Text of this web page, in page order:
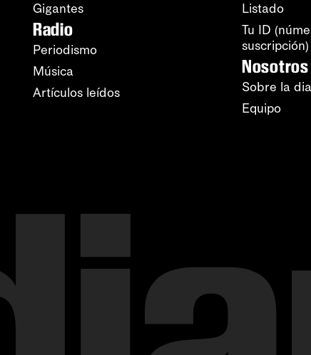
Gigantes
Radio
Periodismo
Música
Artículos leídos
Listado
Tu ID
suscripción)
Nosotros
Sobre la
Equipo